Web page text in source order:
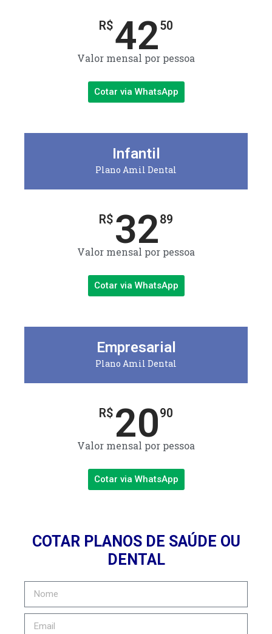
R$4250
Valor mensal por pessoa
Cotar via WhatsApp
Infantil
Plano Amil Dental
R$ 3289
Valor mensal por pessoa
Cotar via WhatsApp
Empresarial
Plano Amil Dental
R$ 2090
Valor mensal por pessoa
Cotar via WhatsApp
COTAR PLANOS DE SAÚDE OU
DENTAL